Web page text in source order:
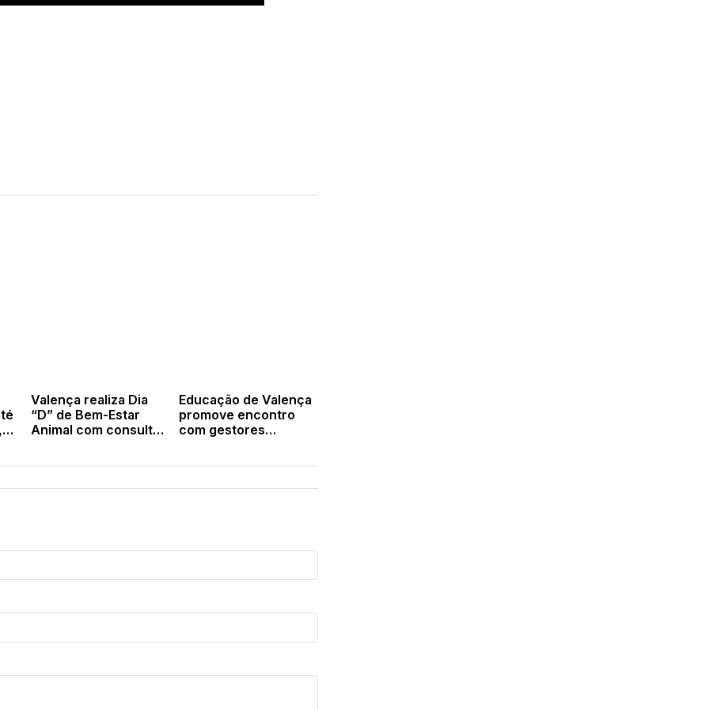
Valença realiza Dia
“D” de Bem-Estar
Animal com consultas
Educação de Valença
promove encontro
com gestores